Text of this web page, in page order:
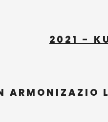
2021 -
ARMONIZAZIO